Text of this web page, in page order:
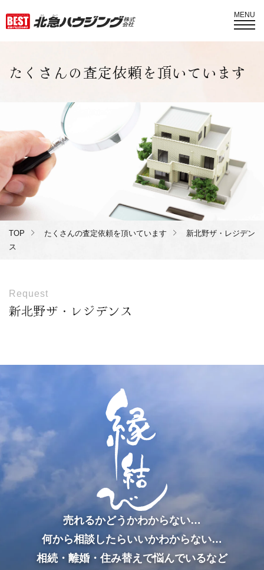
MENU
たくさんの査定依頼を頂いています
TOP たくさんの査定依頼を頂いています
新北野ザ・レジデン
ス
Request
新北野ザ・レジデンス
売れるかどうかわからない…
何から相談したらいいかわからない…
相続・離婚・住み替えで悩んでいるなど